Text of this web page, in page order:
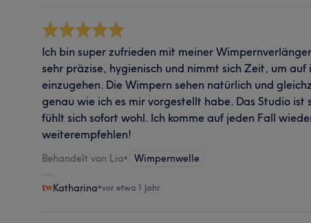
Ich bin super zufrieden mit meiner
sehr präzise, hygienisch und nimmt sich Zeit, um
einzugehen. Die Wimpern sehen natürlich und
genau wie ich es mir vorgestellt habe. Das Studio
fühlt sich sofort wohl. Ich komme auf jeden Fall
weiterempfehlen!
Behandelt von Lia• Wimpernwelle
Katharina•vor etwa 1 Jahr